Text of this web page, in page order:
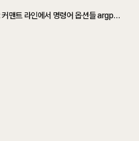
파이썬 : 커맨트 라인에서 명령어 옵션들 argparse 모듈를 이용해서 쉽게 파싱하기